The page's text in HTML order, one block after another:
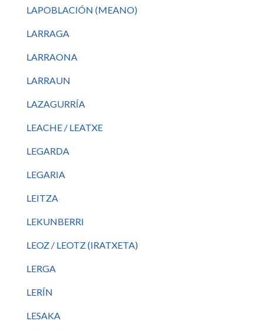
LAPOBLACIÓN (MEANO)
LARRAGA
LARRAONA
LARRAUN
LAZAGURRÍA
LEACHE / LEATXE
LEGARDA
LEGARIA
LEITZA
LEKUNBERRI
LEOZ / LEOTZ (IRATXETA)
LERGA
LERÍN
LESAKA